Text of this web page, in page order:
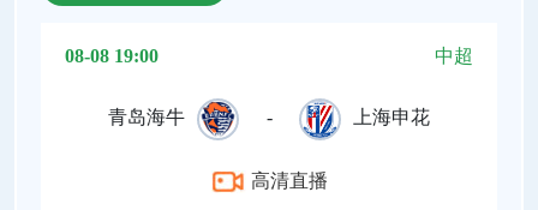
08-08 19:00 中超
青岛海牛 - 上海申花
高清直播